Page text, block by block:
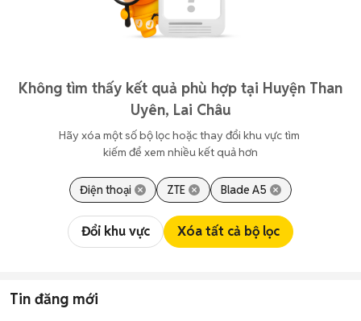
Không tìm thấy kết quả phù hợp tại Huyện Than
Uyên, Lai Châu
Hãy xóa một số bộ lọc hoặc thay đổi khu vực tìm
kiếm để xem nhiều kết quả hơn
Điện thoại ZTE Blade A5
Đổi khu vực Xóa tất cả bộ lọc
Tin đăng mới